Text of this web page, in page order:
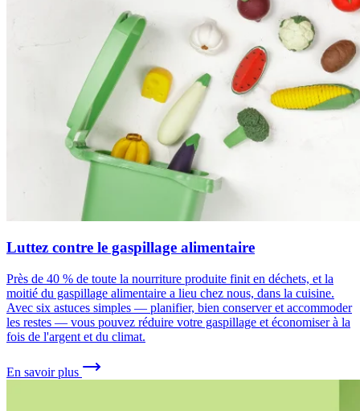
Luttez contre le gaspillage alimentaire
Près de 40 % de toute la nourriture produite finit en déchets, et la
moitié du gaspillage alimentaire a lieu chez nous, dans la cuisine.
Avec six astuces simples — planifier, bien conserver et accommoder
les restes — vous pouvez réduire votre gaspillage et économiser à la
fois de l'argent et du climat.
En savoir plus